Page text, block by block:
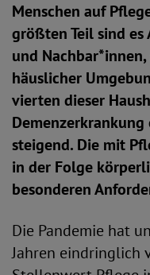
Menschen auf
größten Teil sind
und
häuslicher
vierten dieser
Demenzerkrankung
steigend. Die mit
in der Folge
besonderen
Die Pandemie hat
Jahren eindringlich